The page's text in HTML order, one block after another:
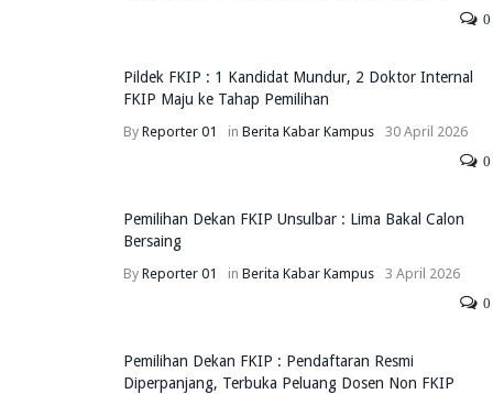
0
Pildek FKIP : 1 Kandidat Mundur, 2 Doktor Internal
FKIP Maju ke Tahap Pemilihan
ByReporter 01 inBerita Kabar Kampus 30 April 2026
0
Pemilihan Dekan FKIP Unsulbar : Lima Bakal Calon
Bersaing
ByReporter 01 inBerita Kabar Kampus 3 April 2026
0
Pemilihan Dekan FKIP : Pendaftaran Resmi
Diperpanjang, Terbuka Peluang Dosen Non FKIP